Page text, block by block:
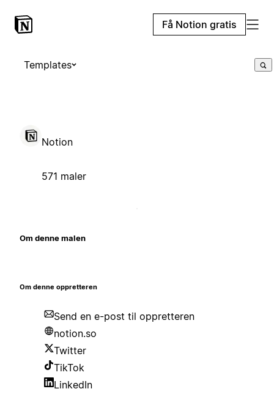
Få Notion gratis
Templates
Notion
571 maler
Om denne malen
Om denne oppretteren
Send en e-post til oppretteren
notion.so
Twitter
TikTok
LinkedIn